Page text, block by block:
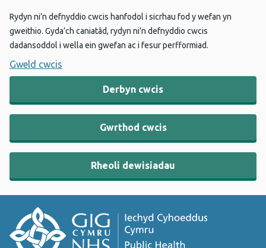
Rydyn ni’n defnyddio cwcis hanfodol i sicrhau fod y wefan yn
gweithio. Gyda’ch caniatâd, rydyn ni’n defnyddio cwcis
dadansoddol i wella ein gwefan ac i fesur perfformiad.
Gweld cwcis
Derbyn cwcis
Gwrthod cwcis
Rheoli dewisiadau